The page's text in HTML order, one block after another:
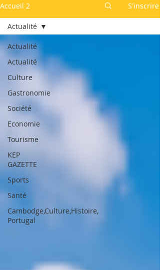
Accueil 2 S'inscrire
Actualité
Actualité
Culture
Gastronomie
Société
Economie
Tourisme
KEP
GAZETTE
Sports
Santé
Cambodge,Culture,Histoire,
Portugal
Actualité